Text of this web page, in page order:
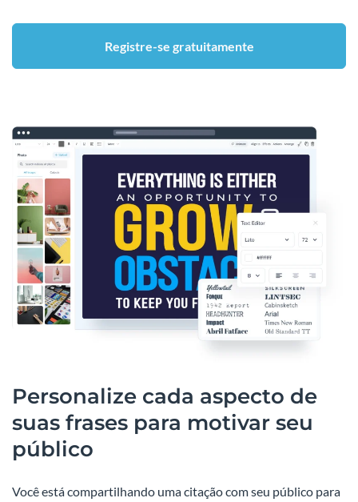
Registre-se gratuitamente
Personalize cada aspecto de
suas frases para motivar seu
público
Você está compartilhando uma citação com seu público para